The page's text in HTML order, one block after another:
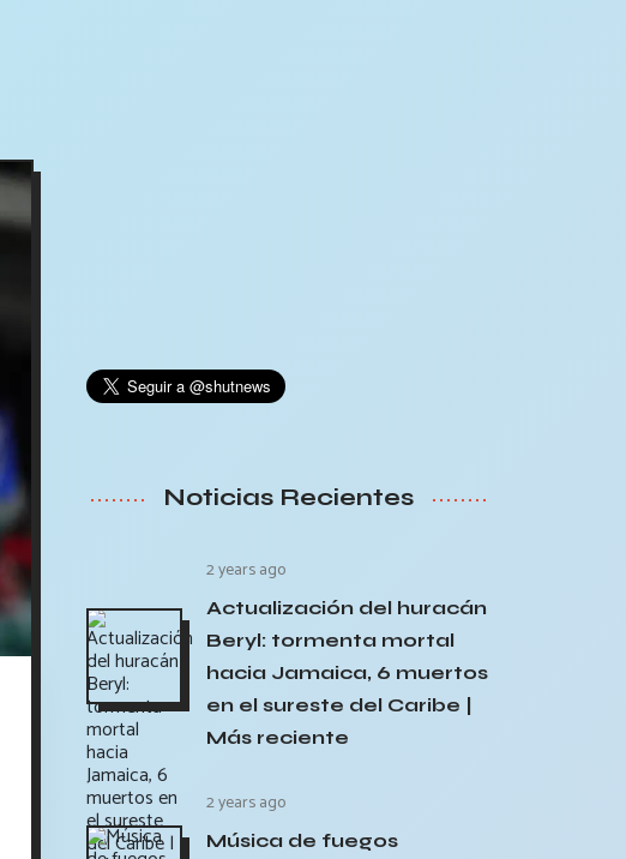
Noticias Recientes
2 years ago
Actualización del huracán
Beryl: tormenta mortal
hacia Jamaica, 6 muertos
en el sureste del Caribe |
Más reciente
2 years ago
Música de fuegos